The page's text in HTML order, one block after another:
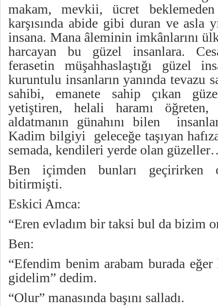
makam, mevkii, ücret
karşısında abide gibi duran ve asla
insana. Mana âleminin imkânlarını
harcayan bu güzel insanlara.
ferasetin müşahhaslaştığı güzel
kuruntulu insanların yanında tevazu
sahibi, emanete sahip çıkan
yetiştiren, helali haramı öğreten,
aldatmanın günahını bilen
Kadim bilgiyi geleceğe taşıyan
semada, kendileri yerde olan
Ben içimden bunları geçirirken
bitirmişti.
Eskici Amca:
“Eren evladım bir taksi bul da bizim
Ben:
“Efendim benim arabam burada
gidelim” dedim.
“Olur” manasında başını salladı.